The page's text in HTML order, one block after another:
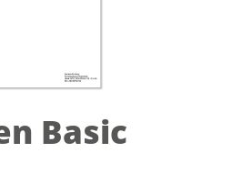
Basic